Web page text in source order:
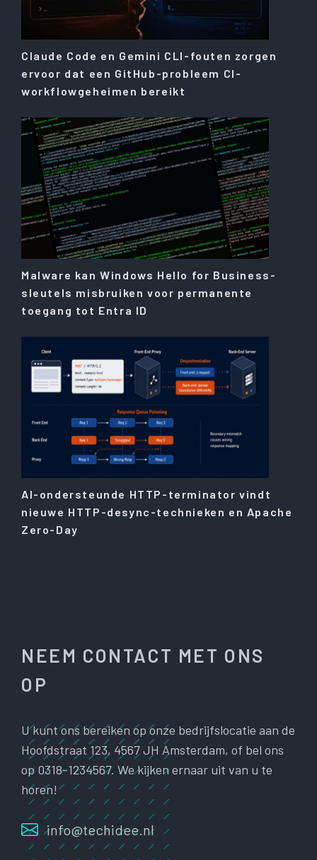
Claude Code en Gemini CLI-fouten zorgen
ervoor dat een GitHub-probleem CI-
workflowgeheimen bereikt
Malware kan Windows Hello for Business-
sleutels misbruiken voor permanente
toegang tot Entra ID
AI-ondersteunde HTTP-terminator vindt
nieuwe HTTP-desync-technieken en Apache
Zero-Day
NEEM CONTACT MET ONS
OP
U kunt ons bereiken op onze bedrijfslocatie aan de
Hoofdstraat 123, 4567 JH Amsterdam, of bel ons
op 0318-1234567. We kijken ernaar uit van u te
horen!
info@techidee.nl